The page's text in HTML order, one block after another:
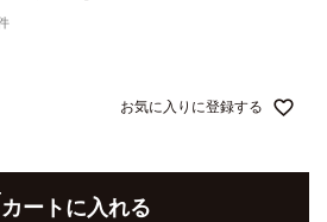
お気に入りに登録する
カートに入れる